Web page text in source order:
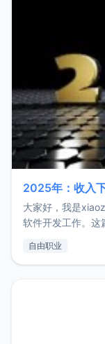
2025年：收入
大家好，我是
软件开发工作。这
收入下降20%，
自由职业